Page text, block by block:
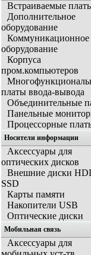
Встраиваемые
Дополнительное
оборудование
Коммуникационное
оборудование
Корпуса
пром.компьютеров
платы ввода-вывода
Объединительные
Панельные
Процессорные
Носители информации
Аксессуары для
оптических дисков
Внешние диски
SSD
Карты памяти
Накопители USB
Оптические диски
Мобильная связь
Аксессуары для